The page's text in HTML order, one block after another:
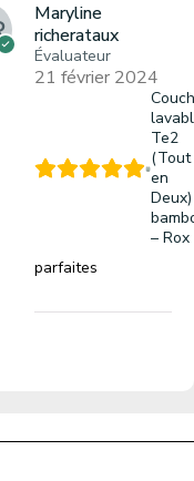
Maryline
richerataux
Évaluateur
21 février 2024
Te2
(Tout
en
Deux)
– Rox
parfaites